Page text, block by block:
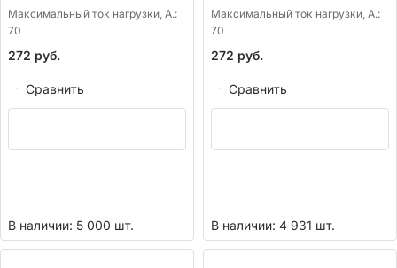
Максимальный ток нагрузки, А.:
70
272 руб.
Сравнить
В наличии: 5 000 шт.
Максимальный ток нагрузки, А.:
70
272 руб.
Сравнить
В наличии: 4 931 шт.